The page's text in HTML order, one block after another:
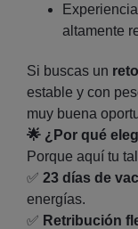
altamente
Si buscas un
estable y con
muy buena
🌟 ¿Por qué
Porque aquí tu
✅ 23 días de
energías.
✅ Retribución